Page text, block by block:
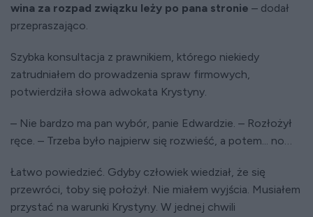
wina za rozpad związku leży po pana stronie – dodał
przepraszająco.
Szybka konsultacja z prawnikiem, którego niekiedy
zatrudniałem do prowadzenia spraw firmowych,
potwierdziła słowa adwokata Krystyny.
– Nie bardzo ma pan wybór, panie Edwardzie. – Rozłożył
ręce. – Trzeba było najpierw się rozwieść, a potem... no…
Łatwo powiedzieć. Gdyby człowiek wiedział, że się
przewróci, toby się położył. Nie miałem wyjścia. Musiałem
przystać na warunki Krystyny. W jednej chwili